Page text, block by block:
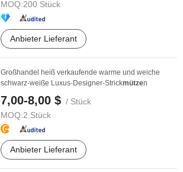
MOQ:200 Stück
Anbieter Lieferant
Großhandel heiß verkaufende warme und weiche
schwarz-weiße Luxus-Designer-Strickmützen
7,00-8,00 $ / Stück
MOQ:2 Stück
Anbieter Lieferant